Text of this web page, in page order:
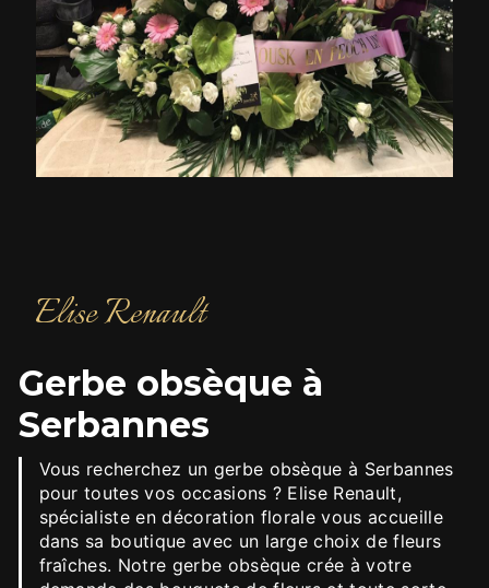
Elise Renault
gerbe obsèque à
Serbannes
Vous recherchez un gerbe obsèque à Serbannes
pour toutes vos occasions ? Elise Renault,
spécialiste en décoration florale vous accueille
dans sa boutique avec un large choix de fleurs
fraîches. Notre gerbe obsèque crée à votre